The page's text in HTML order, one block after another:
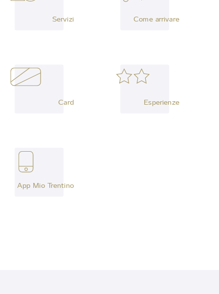
Servizi Come arrivare
Card Esperienze
App Mio Trentino